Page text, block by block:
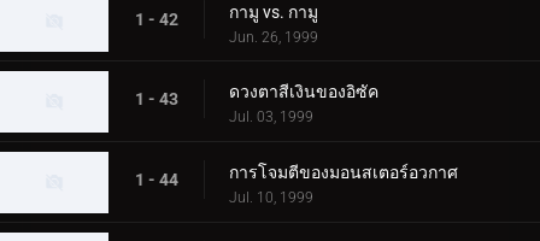
1 - 42 กามู vs. กามู
Jun. 26, 1999
1 - 43 ดวงตาสีเงินของอิซัค
Jul. 03, 1999
1 - 44 การโจมตีของมอนสเตอร์อวกาศ
Jul. 10, 1999